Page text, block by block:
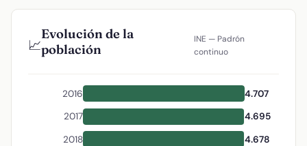
📈
Evolución de la
población
INE — Padrón
continuo
2016
4.707
2017
4.695
2018
4.678